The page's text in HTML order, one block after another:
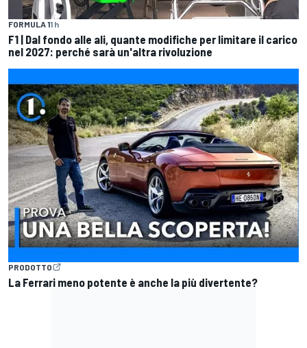
FORMULA 11 h
F1 | Dal fondo alle ali, quante modifiche per limitare il carico
nel 2027: perché sarà un'altra rivoluzione
PRODOTTO
La Ferrari meno potente è anche la più divertente?